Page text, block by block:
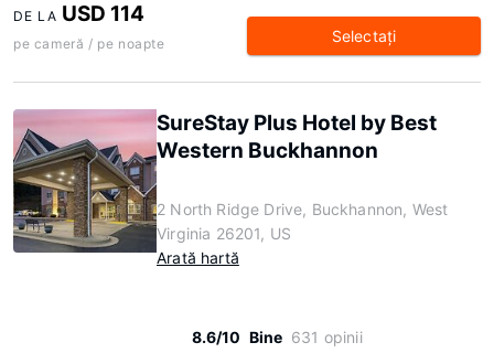
DE LA USD 114
pe cameră / pe noapte Selectaţi
SureStay Plus Hotel by Best
Western Buckhannon
2 North Ridge Drive, Buckhannon, West
Virginia 26201, US
Arată hartă
8.6/10 Bine 631 opinii